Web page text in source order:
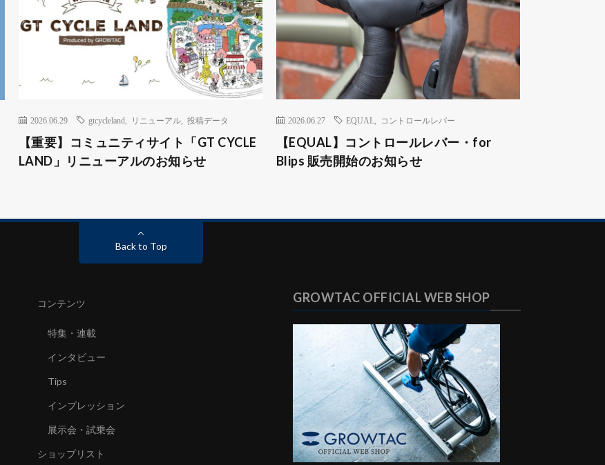
2026.06.29 gtcycleland リニューアル, 投稿データ
【重要】コミュニティサイト「GT CYCLE
LAND」リニューアルのお知らせ
2026.06.27 EQUAL コントロールレバー
【EQUAL】コントロールレバー・for
Blips 販売開始のお知らせ
Back to Top
コンテンツ
特集・連載
インタビュー
Tips
インプレッション
展示会・試乗会
ショップリスト
GROWTAC OFFICIAL WEB SHOP